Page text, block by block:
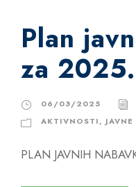
Plan
za
06/03/2025
AKTIVNOSTI, JAVNE
PLAN JAVNIH